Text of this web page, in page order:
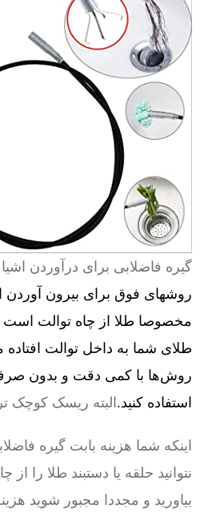
گیره فاضلابی برای درآوردن
روشهای فوق برای بیرون آوردن
مخصوصا طلا از چاه توالت
طلای شما به داخل توالت افتاده
روش‌ها با کمی دقت و بدون صرف
استفاده کنید.البته ریسک کوچک
اینکه شما هزینه بابت گیره
نتوانید حلقه یا دستبند طلا را از
بیاورید و مجددا مجبور شوید